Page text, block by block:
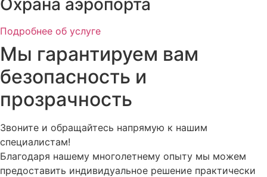
Подробнее об услуге
Мы гарантируем вам
безопасность и
прозрачность
Звоните и обращайтесь напрямую к нашим
специалистам!
Благодаря нашему многолетнему опыту мы можем
предоставить индивидуальное решение практически